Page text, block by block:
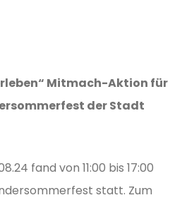
Mitmach-Aktion für
der Stadt
fand von 11:00 bis 17:00
statt. Zum